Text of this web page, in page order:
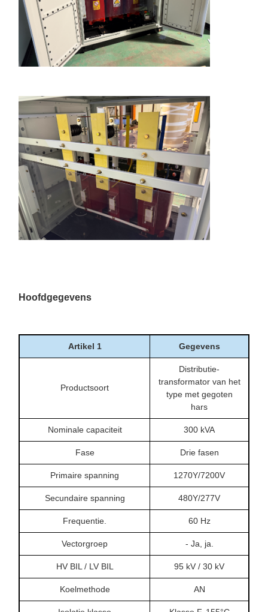
Hoofdgegevens
Artikel 1 Gegevens
Productsoort
Distributie-
transformator van het
type met gegoten
hars
Nominale capaciteit 300 kVA
Fase Drie fasen
Primaire spanning 1270Y/7200V
Secundaire spanning 480Y/277V
Frequentie. 60 Hz
Vectorgroep - Ja, ja.
HV BIL / LV BIL 95 kV / 30 kV
Koelmethode AN